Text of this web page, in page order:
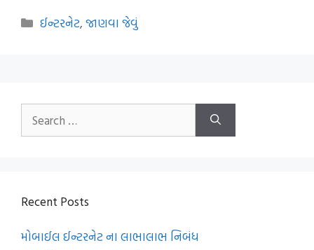
Categories
ઈન્ટરનેટ,જાણવા જેવું
for:
Recent Posts
મોબાઈલ ઈન્ટરનેટ ના લાભાલાભ નિબંધ